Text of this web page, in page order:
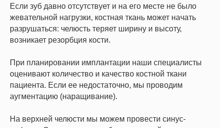
Если зуб давно отсутствует и на его месте не было
жевательной нагрузки, костная ткань может начать
разрушаться: челюсть теряет ширину и высоту,
возникает резорбция кости.
При планировании имплантации наши специалисты
оценивают количество и качество костной ткани
пациента. Если ее недостаточно, мы проводим
аугментацию (наращивание).
На верхней челюсти мы можем провести синус-